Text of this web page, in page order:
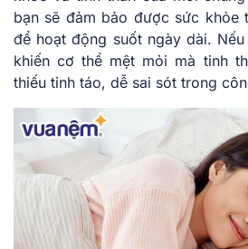
bạn sẽ đảm bảo được sức khỏe
để hoạt động suốt ngày dài.
khiến cơ thể mệt mỏi mà tinh
thiếu tỉnh táo, dễ sai sót trong